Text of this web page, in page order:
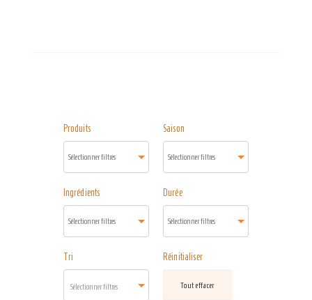
Produits Saison
Ingrédients Durée
Tri
Sélectionner filtres
Réinitialiser
Tout effacer